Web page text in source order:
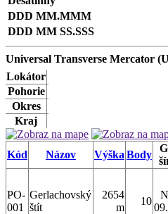
DDD MM.MMM
DDD MM SS.SSS
Universal Transverse Mercator
Lokátor
Pohorie
Okres
Kraj
Kód Názov Výška Body
PO-
001
Gerlachovský
štít
2654
m
10